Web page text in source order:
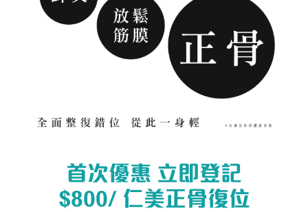
首次優惠 立即登記
$800/ 仁美正骨復位